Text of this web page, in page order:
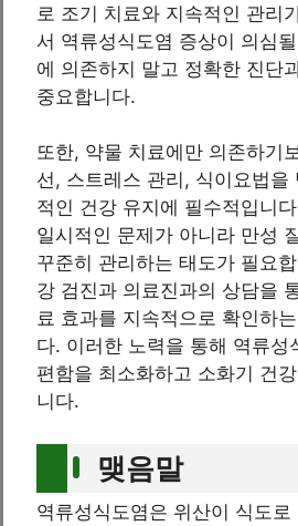
로 조기 치료와 지속적인 관리
서 역류성식도염 증상이 의심
에 의존하지 말고 정확한 진단
중요합니다.
또한, 약물 치료에만 의존하기
선, 스트레스 관리, 식이요법을
적인 건강 유지에 필수적입니
일시적인 문제가 아니라 만성
꾸준히 관리하는 태도가 필요
강 검진과 의료진과의 상담을
료 효과를 지속적으로 확인하
다. 이러한 노력을 통해 역류성
편함을 최소화하고 소화기 건
니다.
맺음말
역류성식도염은 위산이 식도